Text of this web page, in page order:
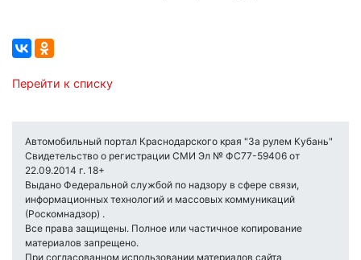
Перейти к списку
Автомобильный портал Краснодарского края "За рулем Кубань"
Свидетельство о регистрации СМИ Эл № ФС77-59406 от
22.09.2014 г. 18+
Выдано Федеральной службой по надзору в сфере связи,
информационных технологий и массовых коммуникаций
(Роскомнадзор) .
Все права защищены. Полное или частичное копирование
материалов запрещено.
При согласованном использовании материалов сайта